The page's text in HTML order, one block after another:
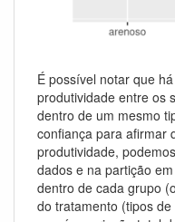
É possível notar que
produtividade entre os
dentro de um mesmo
confiança para afirmar
produtividade,
dados e na partição
dentro de cada grupo
do tratamento (tipos